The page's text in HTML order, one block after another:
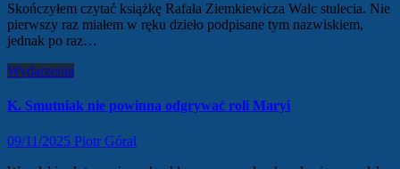
Skończyłem czytać książkę Rafała Ziemkiewicza Walc stulecia. Nie
pierwszy raz miałem w ręku dzieło podpisane tym nazwiskiem,
jednak po raz…
Wydarzenia
K. Smutniak nie powinna odgrywać roli Maryi
09/11/2025 Piotr Góral